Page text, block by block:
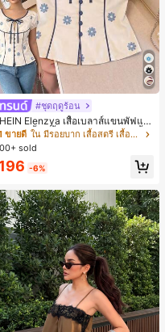
#ชุดฤดูร้อน
Elenzya เสื้อเบลาส์แขนพัฟแต่
ะบายสีพื้นสีน้ำเงินสำหรับผู้หญิง, เสื้อ
อปเข้ารูปผูกโบว์คอวีตัดกันสำหรับฤ
อน
ขายดี
ใน มีรอยบาก เสื้อสตรี เสื้อเบลาส์ & Tee
sold
196 -6%